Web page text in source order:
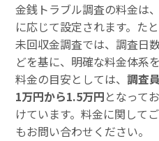
金銭トラブル調査の料金は
に応じて設定されます。た
未回収金調査では、調査日
どを基に、明確な料金体系
料金の目安としては、調査
1万円から1.5万円となって
けています。料金に関して
もお問い合わせください。